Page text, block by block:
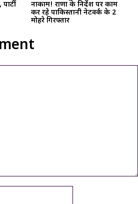
नाकाम! राणा के निर्देश पर काम
कर रहे पाकिस्तानी नेटवर्क के 2
मोहरे गिरफ्तार